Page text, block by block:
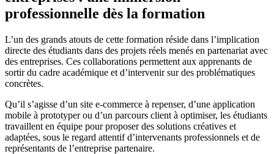
professionnelle dès la formation
L’un des grands atouts de cette formation réside dans l’implication
directe des étudiants dans des projets réels menés en partenariat avec
des entreprises. Ces collaborations permettent aux apprenants de
sortir du cadre académique et d’intervenir sur des problématiques
concrètes.
Qu’il s’agisse d’un site e-commerce à repenser, d’une application
mobile à prototyper ou d’un parcours client à optimiser, les étudiants
travaillent en équipe pour proposer des solutions créatives et
adaptées, sous le regard attentif d’intervenants professionnels et de
représentants de l’entreprise partenaire.